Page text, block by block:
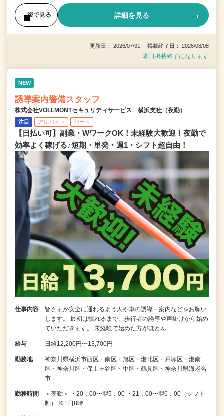
後で見る 詳細を見る
更新日： 2026/07/31 掲載終了日： 2026/08/08
本日掲載終了になります
NEW
誘導案内警備スタッフ
株式会社VOLLMONTセキュリティサービス 横浜支社（夜勤）
注目 アルバイト パート
【日払い可】副業・WワークOK！未経験大歓迎！夜勤で
効率よく稼げる♪短期・単発・週1・シフト超自由！
仕事内容
皆さまが安全に通れるよう人や車の誘導・案内などをお願い
します。 最初は慣れるまで、歩行者の誘導や声掛けから始め
ていただきます。 未経験で始めた方がほとん…
給与 日給12,200円〜13,700円
勤務地
神奈川県横浜市西区・南区・旭区・港北区・戸塚区・港南
区・神奈川区・保土ヶ谷区・中区・鶴見区・神奈川県海老名
市
勤務時間
＜夜勤＞ ・20：00〜翌5：00 ・21：00〜翌6：00（シフト
制） ※1日8時…